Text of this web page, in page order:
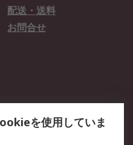
配送・送料
お問合せ
を使用していま